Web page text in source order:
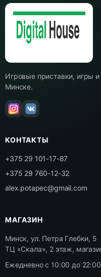
Игровые приставки, игры
Минске.
КОНТАКТЫ
+375 29 101-17-87
+375 29 760-12-32
alex.potapec@gmail.com
МАГАЗИН
Минск, ул. Петра Глебки, 5
ТЦ «Скала», 2 этаж,
Ежедневно с 10:00 до 22:00